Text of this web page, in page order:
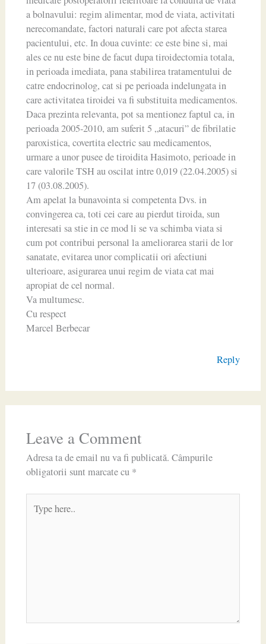
a bolnavului: regim alimentar, mod de viata, activitati
nerecomandate, factori naturali care pot afecta starea
pacientului, etc. In doua cuvinte: ce este bine si, mai
ales ce nu este bine de facut dupa tiroidectomia totala,
in perioada imediata, pana stabilirea tratamentului de
catre endocrinolog, cat si pe perioada indelungata in
care activitatea tiroidei va fi substituita medicamentos.
Daca prezinta relevanta, pot sa mentionez faptul ca, in
perioada 2005-2010, am suferit 5 „atacuri” de fibrilatie
paroxistica, covertita electric sau medicamentos,
urmare a unor pusee de tiroidita Hasimoto, perioade in
care valorile TSH au oscilat intre 0,019 (22.04.2005) si
17 (03.08.2005).
Am apelat la bunavointa si competenta Dvs. in
convingerea ca, toti cei care au pierdut tiroida, sun
interesati sa stie in ce mod li se va schimba viata si
cum pot contribui personal la ameliorarea starii de lor
sanatate, evitarea unor complicatii ori afectiuni
ulterioare, asigurarea unui regim de viata cat mai
apropiat de cel normal.
Va multumesc.
Cu respect
Marcel Berbecar
Reply
Leave a Comment
Adresa ta de email nu va fi publicată. Câmpurile
obligatorii sunt marcate cu *
here..